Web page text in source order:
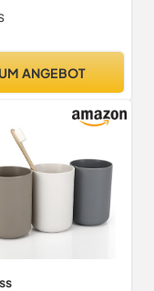
| 11 x 8,5 x 8,5
Satellite |
ANGEBOT